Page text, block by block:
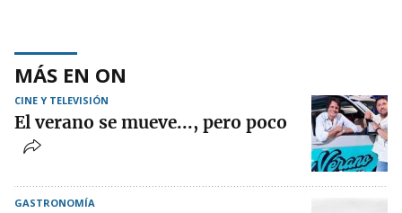
MÁS EN ON
CINE Y TELEVISIÓN
El verano se mueve..., pero poco
GASTRONOMÍA